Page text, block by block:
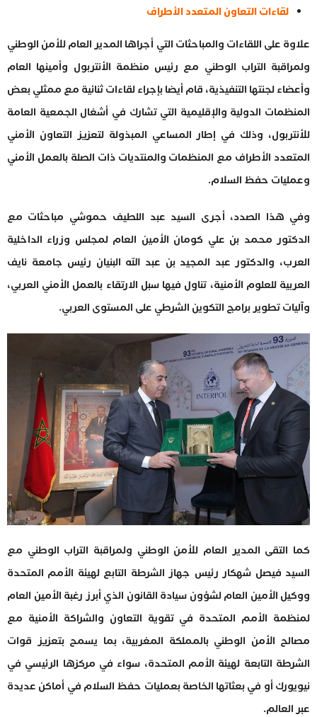
لقاءات التعاون المتعدد الأطراف
علاوة على اللقاءات والمباحثات التي أجراها المدير العام للأمن الوطني
ولمراقبة التراب الوطني مع رئيس منظمة الأنتربول وأمينها العام
وأعضاء لجنتها التنفيذية، قام أيضا بإجراء لقاءات ثنائية مع ممثلي بعض
المنظمات الدولية والإقليمية التي تشارك في أشغال الجمعية العامة
للأنتربول، وذلك في إطار المساعي المبذولة لتعزيز التعاون الأمني
المتعدد الأطراف مع المنظمات والمنتديات ذات الصلة بالعمل الأمني
وعمليات حفظ السلام.
وفي هذا الصدد، أجرى السيد عبد اللطيف حموشي مباحثات مع
الدكتور محمد بن علي كومان الأمين العام لمجلس وزراء الداخلية
العرب، والدكتور عبد المجيد بن عبد الله البنيان رئيس جامعة نايف
العربية للعلوم الأمنية، تناول فيها سبل الارتقاء بالعمل الأمني العربي،
وآليات تطوير برامج التكوين الشرطي على المستوى العربي.
كما التقى المدير العام للأمن الوطني ولمراقبة التراب الوطني مع
السيد فيصل شهكار رئيس جهاز الشرطة التابع لهيئة الأمم المتحدة
ووكيل الأمين العام لشؤون سيادة القانون الذي أبرز رغبة الأمين العام
لمنظمة الأمم المتحدة في تقوية التعاون والشراكة الأمنية مع
مصالح الأمن الوطني بالمملكة المغربية، بما يسمح بتعزيز قوات
الشرطة التابعة لهيئة الأمم المتحدة، سواء في مركزها الرئيسي في
نيويورك أو في بعثاتها الخاصة بعمليات حفظ السلام في أماكن عديدة
عبر العالم.